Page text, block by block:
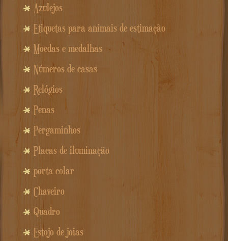
Azulejos
Etiquetas para animais de estimação
Moedas e medalhas
Números de casas
Relógios
Penas
Pergaminhos
Placas de iluminação
porta colar
Chaveiro
Quadro
Estojo de joias